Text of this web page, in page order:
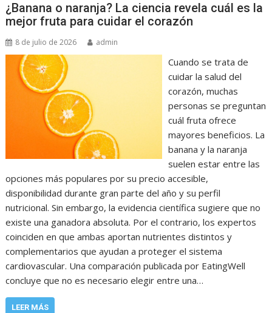
¿Banana o naranja? La ciencia revela cuál es la
mejor fruta para cuidar el corazón
8 de julio de 2026 admin
Cuando se trata de
cuidar la salud del
corazón, muchas
personas se preguntan
cuál fruta ofrece
mayores beneficios. La
banana y la naranja
suelen estar entre las
opciones más populares por su precio accesible,
disponibilidad durante gran parte del año y su perfil
nutricional. Sin embargo, la evidencia científica sugiere que no
existe una ganadora absoluta. Por el contrario, los expertos
coinciden en que ambas aportan nutrientes distintos y
complementarios que ayudan a proteger el sistema
cardiovascular. Una comparación publicada por EatingWell
concluye que no es necesario elegir entre una…
LEER MÁS